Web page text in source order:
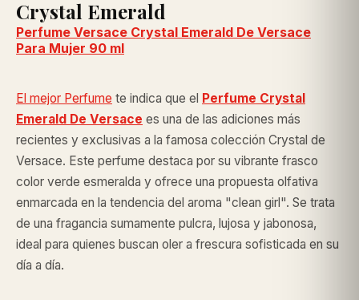
Crystal Emerald
Perfume Versace Crystal Emerald De Versace
Para Mujer 90 ml
El mejor Perfume te indica que el Perfume Crystal
Emerald De Versace es una de las adiciones más
recientes y exclusivas a la famosa colección Crystal de
Versace. Este perfume destaca por su vibrante frasco
color verde esmeralda y ofrece una propuesta olfativa
enmarcada en la tendencia del aroma "clean girl". Se trata
de una fragancia sumamente pulcra, lujosa y jabonosa,
ideal para quienes buscan oler a frescura sofisticada en su
día a día.